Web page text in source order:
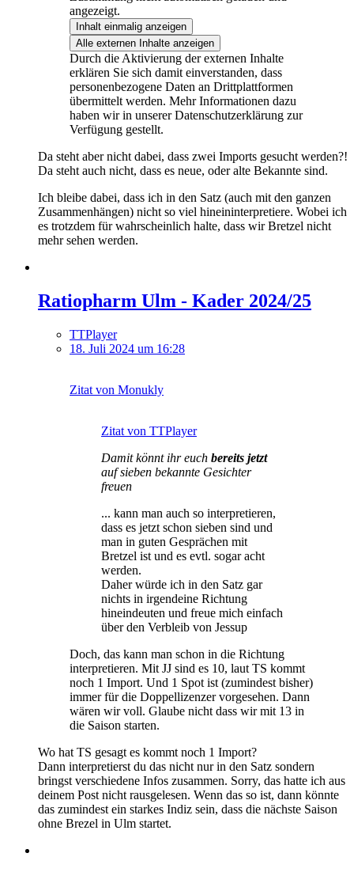
angezeigt.
Inhalt einmalig anzeigen
Alle externen Inhalte anzeigen
Durch die Aktivierung der externen Inhalte
erklären Sie sich damit einverstanden, dass
personenbezogene Daten an Drittplattformen
übermittelt werden. Mehr Informationen dazu
haben wir in unserer Datenschutzerklärung zur
Verfügung gestellt.
Da steht aber nicht dabei, dass zwei Imports gesucht werden?!
Da steht auch nicht, dass es neue, oder alte Bekannte sind.
Ich bleibe dabei, dass ich in den Satz (auch mit den ganzen
Zusammenhängen) nicht so viel hineininterpretiere. Wobei ich
es trotzdem für wahrscheinlich halte, dass wir Bretzel nicht
mehr sehen werden.
Ratiopharm Ulm - Kader 2024/25
TTPlayer
18. Juli 2024 um 16:28
Zitat von Monukly
Zitat von TTPlayer
Damit könnt ihr euch bereits jetzt
auf sieben bekannte Gesichter
freuen
... kann man auch so interpretieren,
dass es jetzt schon sieben sind und
man in guten Gesprächen mit
Bretzel ist und es evtl. sogar acht
werden.
Daher würde ich in den Satz gar
nichts in irgendeine Richtung
hineindeuten und freue mich einfach
über den Verbleib von Jessup
Doch, das kann man schon in die Richtung
interpretieren. Mit JJ sind es 10, laut TS kommt
noch 1 Import. Und 1 Spot ist (zumindest bisher)
immer für die Doppellizenzer vorgesehen. Dann
wären wir voll. Glaube nicht dass wir mit 13 in
die Saison starten.
Wo hat TS gesagt es kommt noch 1 Import?
Dann interpretierst du das nicht nur in den Satz sondern
bringst verschiedene Infos zusammen. Sorry, das hatte ich aus
deinem Post nicht rausgelesen. Wenn das so ist, dann könnte
das zumindest ein starkes Indiz sein, dass die nächste Saison
ohne Brezel in Ulm startet.